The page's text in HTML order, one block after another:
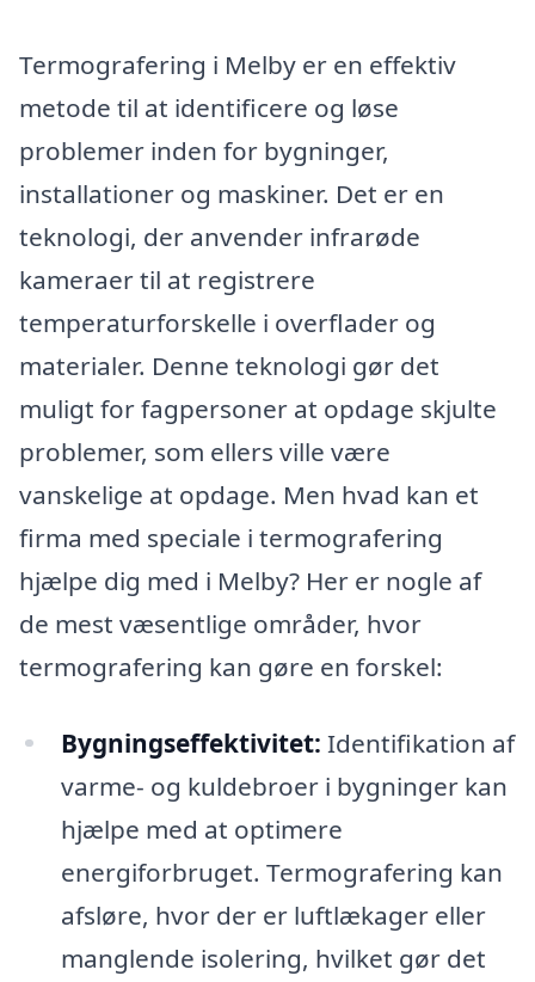
Termografering i Melby er en effektiv
metode til at identificere og løse
problemer inden for bygninger,
installationer og maskiner. Det er en
teknologi, der anvender infrarøde
kameraer til at registrere
temperaturforskelle i overflader og
materialer. Denne teknologi gør det
muligt for fagpersoner at opdage skjulte
problemer, som ellers ville være
vanskelige at opdage. Men hvad kan et
firma med speciale i termografering
hjælpe dig med i Melby? Her er nogle af
de mest væsentlige områder, hvor
termografering kan gøre en forskel:
Bygningseffektivitet: Identifikation af
varme- og kuldebroer i bygninger kan
hjælpe med at optimere
energiforbruget. Termografering kan
afsløre, hvor der er luftlækager eller
manglende isolering, hvilket gør det